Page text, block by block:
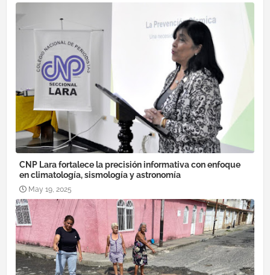
CNP Lara fortalece la precisión informativa con enfoque
en climatología, sismología y astronomía
May 19, 2025